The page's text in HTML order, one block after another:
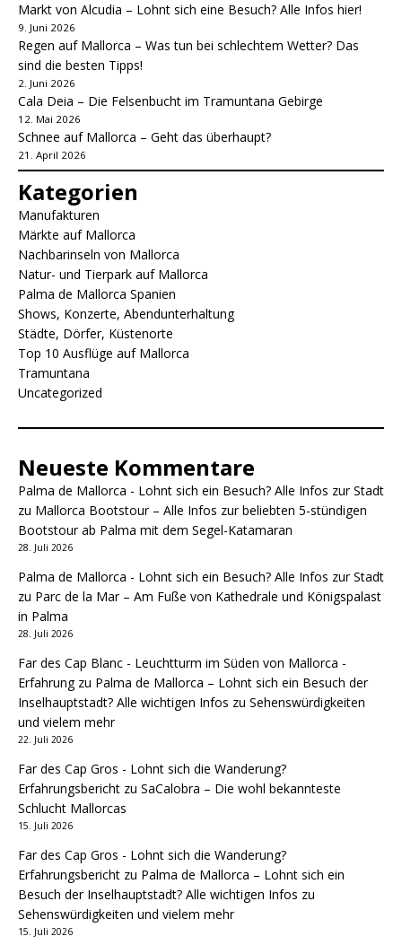
Markt von Alcudia – Lohnt sich eine Besuch? Alle Infos hier!
9. Juni 2026
Regen auf Mallorca – Was tun bei schlechtem Wetter? Das
sind die besten Tipps!
2. Juni 2026
Cala Deia – Die Felsenbucht im Tramuntana Gebirge
12. Mai 2026
Schnee auf Mallorca – Geht das überhaupt?
21. April 2026
Kategorien
Manufakturen
Märkte auf Mallorca
Nachbarinseln von Mallorca
Natur- und Tierpark auf Mallorca
Palma de Mallorca Spanien
Shows, Konzerte, Abendunterhaltung
Städte, Dörfer, Küstenorte
Top 10 Ausflüge auf Mallorca
Tramuntana
Uncategorized
Neueste Kommentare
Palma de Mallorca - Lohnt sich ein Besuch? Alle Infos zur Stadt
zu Mallorca Bootstour – Alle Infos zur beliebten 5-stündigen
Bootstour ab Palma mit dem Segel-Katamaran
28. Juli 2026
Palma de Mallorca - Lohnt sich ein Besuch? Alle Infos zur Stadt
zu Parc de la Mar – Am Fuße von Kathedrale und Königspalast
in Palma
28. Juli 2026
Far des Cap Blanc - Leuchtturm im Süden von Mallorca -
Erfahrungzu Palma de Mallorca – Lohnt sich ein Besuch der
Inselhauptstadt? Alle wichtigen Infos zu Sehenswürdigkeiten
und vielem mehr
22. Juli 2026
Far des Cap Gros - Lohnt sich die Wanderung?
Erfahrungsbericht zu SaCalobra – Die wohl bekannteste
Schlucht Mallorcas
15. Juli 2026
Far des Cap Gros - Lohnt sich die Wanderung?
Erfahrungsbericht zu Palma de Mallorca – Lohnt sich ein
Besuch der Inselhauptstadt? Alle wichtigen Infos zu
Sehenswürdigkeiten und vielem mehr
15. Juli 2026